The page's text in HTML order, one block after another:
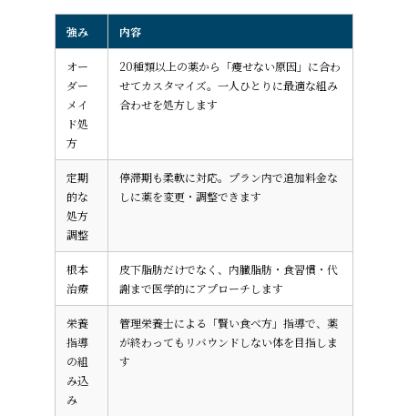
強み 内容
オー
ダー
メイ
ド処
方
20種類以上の薬から「痩せない原因」に合わ
せてカスタマイズ。一人ひとりに最適な組み
合わせを処方します
定期
的な
処方
調整
停滞期も柔軟に対応。プラン内で追加料金な
しに薬を変更・調整できます
根本
治療
皮下脂肪だけでなく、内臓脂肪・食習慣・代
謝まで医学的にアプローチします
栄養
指導
の組
み込
み
管理栄養士による「賢い食べ方」指導で、薬
が終わってもリバウンドしない体を目指しま
す